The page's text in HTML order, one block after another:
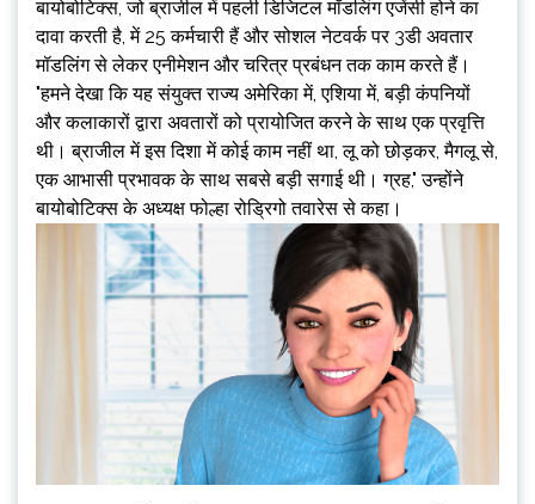
बायोबोटिक्स, जो ब्राजील में पहली डिजिटल मॉडलिंग एजेंसी होने का
दावा करती है, में 25 कर्मचारी हैं और सोशल नेटवर्क पर 3डी अवतार
मॉडलिंग से लेकर एनीमेशन और चरित्र प्रबंधन तक काम करते हैं।
"हमने देखा कि यह संयुक्त राज्य अमेरिका में, एशिया में, बड़ी कंपनियों
और कलाकारों द्वारा अवतारों को प्रायोजित करने के साथ एक प्रवृत्ति
थी। ब्राजील में इस दिशा में कोई काम नहीं था, लू को छोड़कर, मैगलू से,
एक आभासी प्रभावक के साथ सबसे बड़ी सगाई थी। ग्रह," उन्होंने
बायोबोटिक्स के अध्यक्ष फोल्हा रोड्रिगो तवारेस से कहा।